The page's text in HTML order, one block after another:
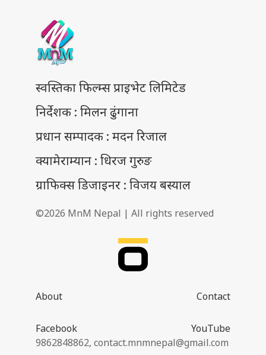
स्वस्तिका फिल्म्स प्राइभेट लिमिटेड
निर्देशक : मिलन ढुंगाना
प्रधान सम्पादक : मदन रिजाल
क्यामेराम्यान : धिरज गुरुङ
ग्राफिक्स डिजाइनर : विजय बस्याल
©2026 MnM Nepal | All rights reserved
About Contact
Facebook
YouTube
9862848862, contact.mnmnepal@gmail.com